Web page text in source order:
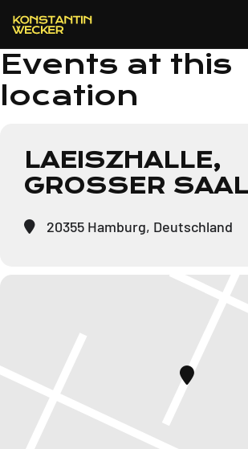
Events at this
location
LAEISZHALLE,
GROSSER SAAL
20355 Hamburg, Deutschland